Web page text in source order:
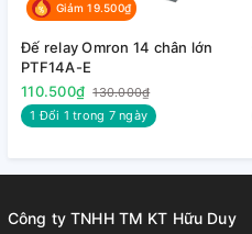
Giảm 19.500₫
Đế relay Omron 14 chân lớn
PTF14A-E
110.500₫ 130.000₫
1 Đổi 1 trong 7 ngày
Công ty TNHH TM KT Hữu Duy